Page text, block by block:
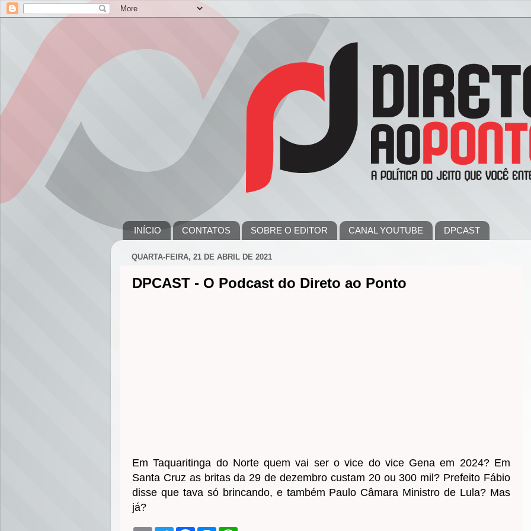
INÍCIO CONTATOS SOBRE O EDITOR CANAL YOUTUBE DPCAST
QUARTA-FEIRA, 21 DE ABRIL DE 2021
DPCAST - O Podcast do Direto ao Ponto
Em Taquaritinga do Norte quem vai ser o vice do vice Gena em 2024? Em
Santa Cruz as britas da 29 de dezembro custam 20 ou 300 mil? Prefeito Fábio
disse que tava só brincando, e também Paulo Câmara Ministro de Lula? Mas
já?